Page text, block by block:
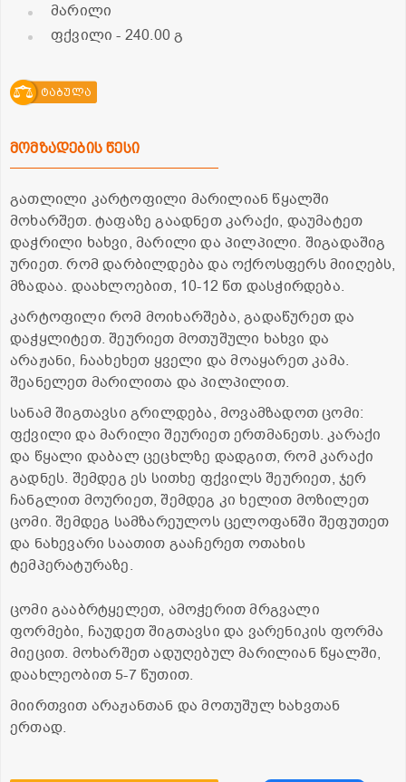
მარილი
ფქვილი- 240.00 გ
ტაბულა
მომზადების წესი
გათლილი კარტოფილი მარილიან წყალში
მოხარშეთ. ტაფაზე გაადნეთ კარაქი, დაუმატეთ
დაჭრილი ხახვი, მარილი და პილპილი. შიგადაშიგ
ურიეთ. რომ დარბილდება და ოქროსფერს მიიღებს,
მზადაა. დაახლოებით, 10-12 წთ დასჭირდება.
კარტოფილი რომ მოიხარშება, გადაწურეთ და
დაჭყლიტეთ. შეურიეთ მოთუშული ხახვი და
არაჟანი, ჩაახეხეთ ყველი და მოაყარეთ კამა.
შეანელეთ მარილითა და პილპილით.
სანამ შიგთავსი გრილდება, მოვამზადოთ ცომი:
ფქვილი და მარილი შეურიეთ ერთმანეთს. კარაქი
და წყალი დაბალ ცეცხლზე დადგით, რომ კარაქი
გადნეს. შემდეგ ეს სითხე ფქვილს შეურიეთ, ჯერ
ჩანგლით მოურიეთ, შემდეგ კი ხელით მოზილეთ
ცომი. შემდეგ სამზარეულოს ცელოფანში შეფუთეთ
და ნახევარი საათით გააჩერეთ ოთახის
ტემპერატურაზე.
ცომი გააბრტყელეთ, ამოჭერით მრგვალი
ფორმები, ჩაუდეთ შიგთავსი და ვარენიკის ფორმა
მიეცით. მოხარშეთ ადუღებულ მარილიან წყალში,
დაახლეობით 5-7 წუთით.
მიირთვით არაჟანთან და მოთუშულ ხახვთან
ერთად.